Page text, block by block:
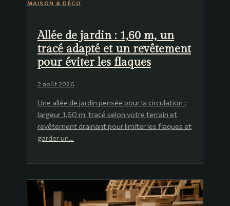
MAISON & DÉCO
Allée de jardin : 1,60 m, un
tracé adapté et un revêtement
pour éviter les flaques
2 août 2026
Une allée de jardin pensée pour la circulation :
largeur 1,60 m, tracé selon votre terrain et
revêtement drainant pour limiter les flaques et
garder un…